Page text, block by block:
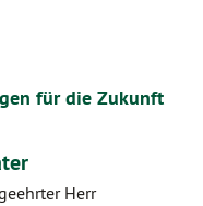
für die Zukunft
Herr